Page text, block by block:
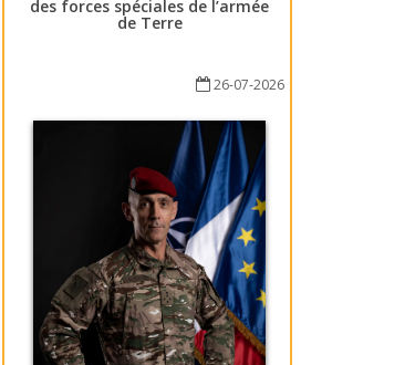
des forces spéciales de l’armée
de Terre
26-07-2026